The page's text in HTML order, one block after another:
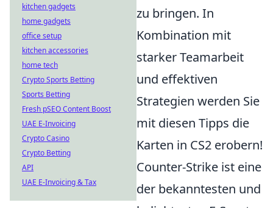
zu bringen. In
Kombination mit
starker Teamarbeit
und effektiven
Strategien werden Sie
mit diesen Tipps die
Karten in CS2 erobern!
Counter-Strike ist eine
der bekanntesten und
kitchen gadgets
home gadgets
office setup
kitchen accessories
home tech
Crypto Sports Betting
Sports Betting
Fresh pSEO Content Boost
UAE E-Invoicing
Crypto Casino
Crypto Betting
API
UAE E-Invoicing & Tax